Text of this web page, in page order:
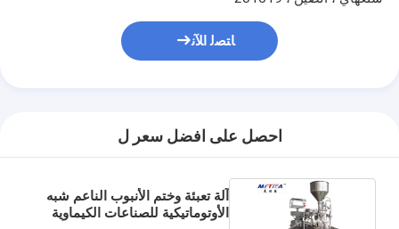
ﺎﺘﺼﻟ ﺍﻶﻧ
احصل على افضل سعر ل
آلة تعبئة وختم الأنبوب الناعم شبه
الأوتوماتيكية للصناعات الكيماوية